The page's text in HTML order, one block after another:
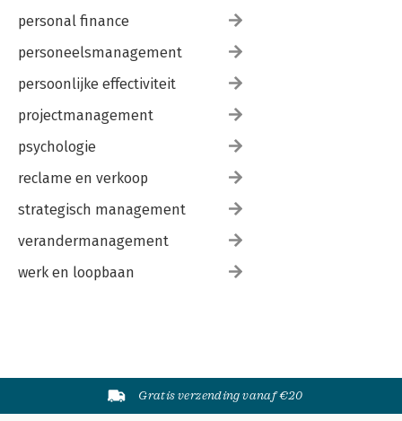
personal finance
personeelsmanagement
persoonlijke effectiviteit
projectmanagement
psychologie
reclame en verkoop
strategisch management
verandermanagement
werk en loopbaan
Gratis verzending vanaf €20